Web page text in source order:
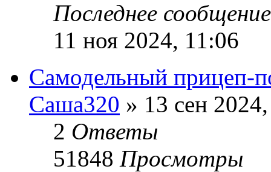
Последнее
11 ноя 2024, 11:06
Самодельный прицеп-
Саша320 » 13 сен
2 Ответы
51848 Просмотры